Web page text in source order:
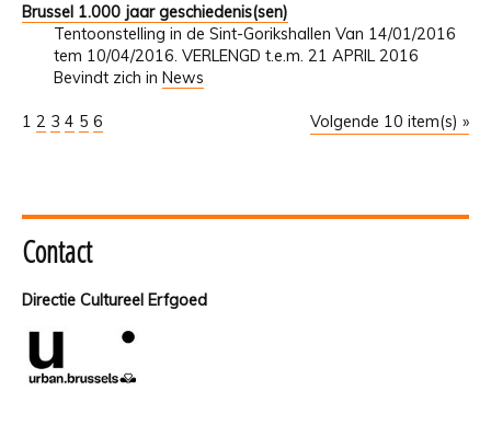
Brussel 1.000 jaar geschiedenis(sen)
Tentoonstelling in de Sint-Gorikshallen Van 14/01/2016
tem 10/04/2016. VERLENGD t.e.m. 21 APRIL 2016
Bevindt zich in News
Volgende 10 item(s) »
1 2 3 4 5 6
Contact
Directie Cultureel Erfgoed